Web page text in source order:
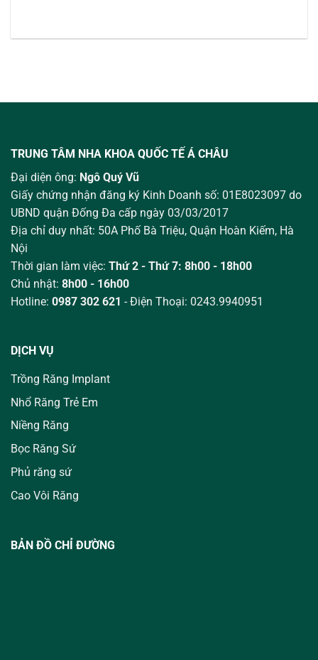
TRUNG TÂM NHA KHOA QUỐC TẾ Á CHÂU
Đại diện ông: Ngô Quý Vũ
Giấy chứng nhận đăng ký Kinh Doanh số: 01E8023097 do
UBND quận Đống Đa cấp ngày 03/03/2017
Địa chỉ duy nhất: 50A Phố Bà Triệu, Quận Hoàn Kiếm, Hà
Nội
Thời gian làm việc: Thứ 2 - Thứ 7: 8h00 - 18h00
Chủ nhật: 8h00 - 16h00
Hotline: 0987 302 621 - Điện Thoại: 0243.9940951
DỊCH VỤ
Trồng Răng Implant
Nhổ Răng Trẻ Em
Niềng Răng
Bọc Răng Sứ
Phủ răng sứ
Cao Vôi Răng
BẢN ĐỒ CHỈ ĐƯỜNG